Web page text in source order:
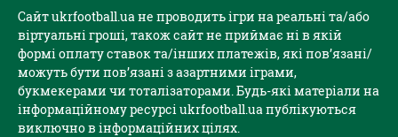
Сайт ukrfootball.ua не проводить ігри на реальні та/або
віртуальні гроші, також сайт не приймає ні в якій
формі оплату ставок та/інших платежів, які пов’язані/
можуть бути пов’язані з азартними іграми,
букмекерами чи тоталізаторами. Будь-які матеріали на
інформаційному ресурсі ukrfootball.ua публікуються
виключно в інформаційних цілях.